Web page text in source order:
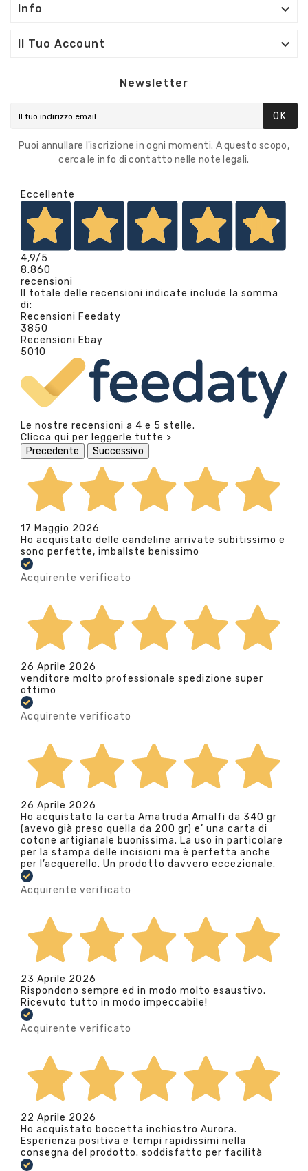
Info 
Il Tuo Account 
Newsletter
OK
Puoi annullare l'iscrizione in ogni momenti. A questo scopo,
cerca le info di contatto nelle note legali.
Eccellente
4,9/5
8.860
recensioni
Il totale delle recensioni indicate include la somma
di:
Recensioni Feedaty
3850
Recensioni Ebay
5010
Le nostre recensioni a 4 e 5 stelle.
Clicca qui per leggerle tutte >
Precedente
Successivo
17 Maggio 2026
Ho acquistato delle candeline arrivate subitissimo e
sono perfette, imballste benissimo
Acquirente verificato
26 Aprile 2026
venditore molto professionale spedizione super
ottimo
Acquirente verificato
26 Aprile 2026
Ho acquistato la carta Amatruda Amalfi da 340 gr
(avevo già preso quella da 200 gr) e’ una carta di
cotone artigianale buonissima. La uso in particolare
per la stampa delle incisioni ma è perfetta anche
per l’acquerello. Un prodotto davvero eccezionale.
Acquirente verificato
23 Aprile 2026
Rispondono sempre ed in modo molto esaustivo.
Ricevuto tutto in modo impeccabile!
Acquirente verificato
22 Aprile 2026
Ho acquistato boccetta inchiostro Aurora.
Esperienza positiva e tempi rapidissimi nella
consegna del prodotto. soddisfatto per facilità